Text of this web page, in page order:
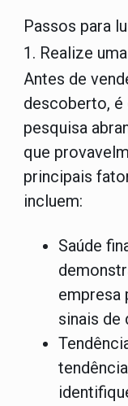
Passos para
1. Realize
Antes de
descoberto, é
pesquisa
que
principais
incluem:
Saúde
empresa
sinais de